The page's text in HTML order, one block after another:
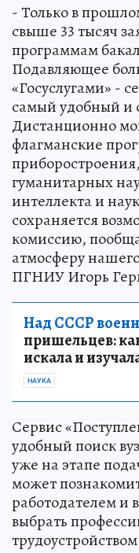
- Только в
свыше 33 тысяч
программам
Подавляющее
«Госуслугами» -
самый удобный и
Дистанционно
флагманские
гуманитарных
интеллекта и
сохраняется
комиссию,
атмосферу
ПГНИУ Игорь
Над СССР
пришельцев:
искала и
НАУКА
Сервис
удобный поиск
уже на этапе
может
работодателем и
выбрать